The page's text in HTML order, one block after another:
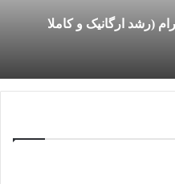
(رشد ارگانیک و کاملا